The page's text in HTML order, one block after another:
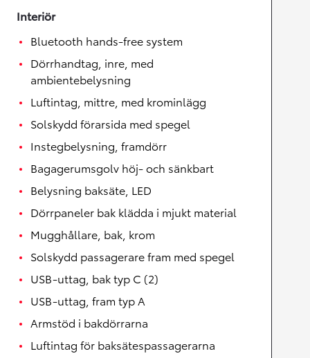
Interiör
Bluetooth hands-free system
Dörrhandtag, inre, med
ambientebelysning
Luftintag, mittre, med krominlägg
Solskydd förarsida med spegel
Instegbelysning, framdörr
Bagagerumsgolv höj- och sänkbart
Belysning baksäte, LED
Dörrpaneler bak klädda i mjukt material
Mugghållare, bak, krom
Solskydd passagerare fram med spegel
USB-uttag, bak typ C (2)
USB-uttag, fram typ A
Armstöd i bakdörrarna
Luftintag för baksätespassagerarna